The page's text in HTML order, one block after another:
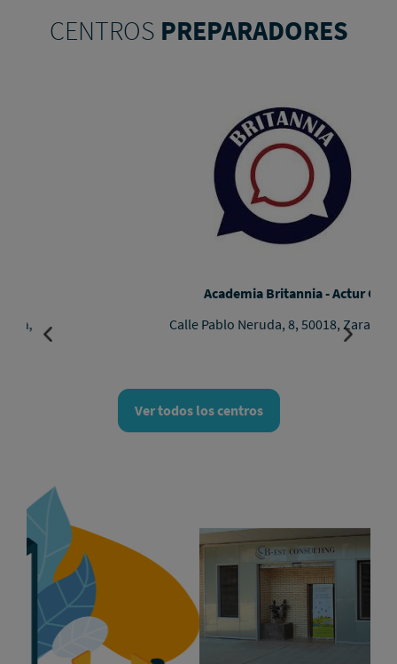
CENTROS PREPARADORES
Academia Britannia - Actur GranCasa
Calle Pablo Neruda, 8, 50018, Zaragoza, Zaragoza
Ver todos los centros